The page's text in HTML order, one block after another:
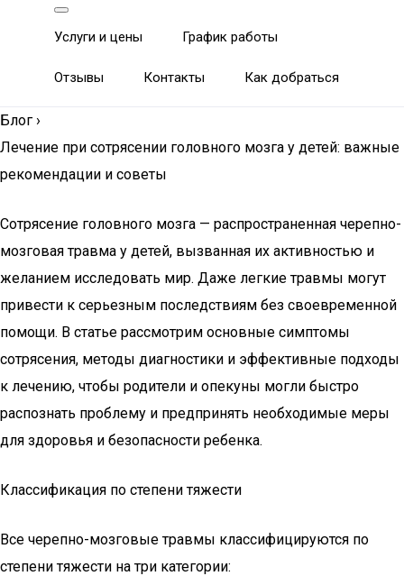
Услуги и цены График работы
Отзывы Контакты Как добраться
Блог ›
Лечение при сотрясении головного мозга у детей: важные
рекомендации и советы
Сотрясение головного мозга — распространенная черепно-
мозговая травма у детей, вызванная их активностью и
желанием исследовать мир. Даже легкие травмы могут
привести к серьезным последствиям без своевременной
помощи. В статье рассмотрим основные симптомы
сотрясения, методы диагностики и эффективные подходы
к лечению, чтобы родители и опекуны могли быстро
распознать проблему и предпринять необходимые меры
для здоровья и безопасности ребенка.
Классификация по степени тяжести
Все черепно-мозговые травмы классифицируются по
степени тяжести на три категории: